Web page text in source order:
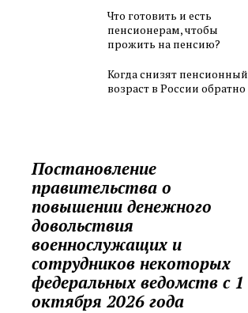
Что готовить и есть
пенсионерам, чтобы
прожить на пенсию?
Когда снизят пенсионный
возраст в России обратно
Постановление
правительства о
повышении денежного
довольствия
военнослужащих и
сотрудников некоторых
федеральных ведомств с 1
октября 2026 года